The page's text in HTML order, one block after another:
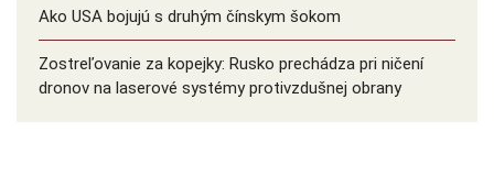
Ako USA bojujú s druhým čínskym šokom
Zostreľovanie za kopejky: Rusko prechádza pri ničení
dronov na laserové systémy protivzdušnej obrany